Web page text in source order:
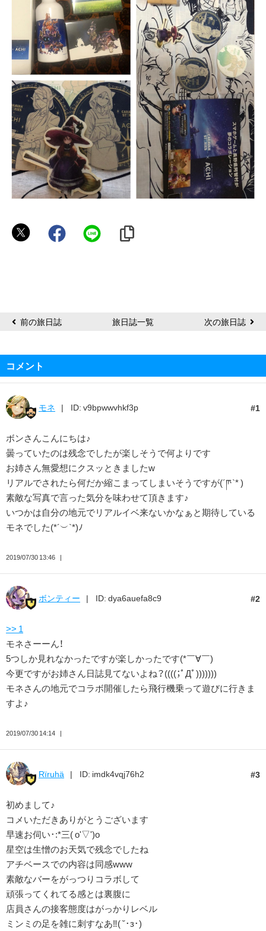
ボ
前の旅日誌 旅日誌一覧 次の旅日誌
コメント
1
モネ ID: v9bpwwvhkf3p
ボンさんこんにちは♪
曇っていたのは残念でしたが楽しそうで何よりです
お姉さん無愛想にクスッときましたw
リアルでされたら何だか縮こまってしまいそうですが(´ཫ`* )
素敵な写真で言った気分を味わせて頂きます♪
いつかは自分の地元でリアルイベ来ないかなぁと期待している
モネでした(*´︶`*)ﾉ
2019/07/30 13:46
2
ボンティー ID: dya6auefa8c9
>> 1
モネさーーん！
5つしか見れなかったですが楽しかったです(*￣∀￣)
今更ですがお姉さん日誌見てないよね？((((；ﾟДﾟ)))))))
モネさんの地元でコラボ開催したら飛行機乗って遊びに行きま
すよ♪
2019/07/30 14:14
3
Rïruhä ID: imdk4vqj76h2
初めまして♪
コメいただきありがとうございます
早速お伺い･:*三( o'▽')o
星空は生憎のお天気で残念でしたね
アチベースでの内容は同感www
素敵なバーをがっつりコラボして
頑張ってくれてる感とは裏腹に
店員さんの接客態度はがっかりレベル
ミンミの足を雑に刺すなあ‼( ˘･з･)